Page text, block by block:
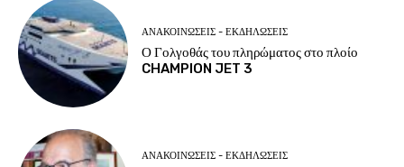
ΑΝΑΚΟΙΝΩΣΕΙΣ - ΕΚΔΗΛΩΣΕΙΣ
Ο Γολγοθάς του πληρώματος στο πλοίο
CHAMPION JET 3
ΑΝΑΚΟΙΝΩΣΕΙΣ - ΕΚΔΗΛΩΣΕΙΣ